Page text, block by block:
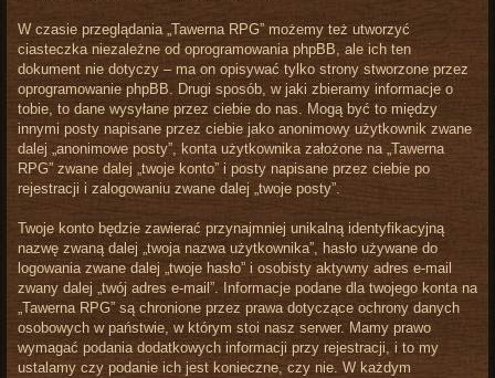
W czasie przeglądania „Tawerna RPG” możemy też utworzyć
ciasteczka niezależne od oprogramowania phpBB, ale ich ten
dokument nie dotyczy – ma on opisywać tylko strony stworzone przez
oprogramowanie phpBB. Drugi sposób, w jaki zbieramy informacje o
tobie, to dane wysyłane przez ciebie do nas. Mogą być to między
innymi posty napisane przez ciebie jako anonimowy użytkownik zwane
dalej „anonimowe posty”, konta użytkownika założone na „Tawerna
RPG” zwane dalej „twoje konto” i posty napisane przez ciebie po
rejestracji i zalogowaniu zwane dalej „twoje posty”.
Twoje konto będzie zawierać przynajmniej unikalną identyfikacyjną
nazwę zwaną dalej „twoja nazwa użytkownika”, hasło używane do
logowania zwane dalej „twoje hasło” i osobisty aktywny adres e-mail
zwany dalej „twój adres e-mail”. Informacje podane dla twojego konta na
„Tawerna RPG” są chronione przez prawa dotyczące ochrony danych
osobowych w państwie, w którym stoi nasz serwer. Mamy prawo
wymagać podania dodatkowych informacji przy rejestracji, i to my
ustalamy czy podanie ich jest konieczne, czy nie. W każdym